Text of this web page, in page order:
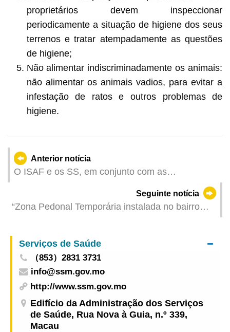
proprietários devem inspeccionar
periodicamente a situação de higiene dos seus
terrenos e tratar atempadamente as questões
de higiene;
Não alimentar indiscriminadamente os animais:
não alimentar os animais vadios, para evitar a
infestação de ratos e outros problemas de
higiene.
Anterior notícia
O ISAF e os SS, em conjunto com as
associações e instituições, organizam este fim-
de-semana uma actividade de divulgação sobre a
segurança na utilização de medicamentos pelos
Seguinte notícia
“Zona Pedonal Temporária instalada no bairro
Serviços de Saúde
（853）2831 3731
info@ssm.gov.mo
http://www.ssm.gov.mo
Edifício da Administração dos Serviços
de Saúde, Rua Nova à Guia, n.º 339,
Macau